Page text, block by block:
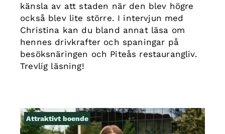
känsla av att staden när den blev högre
också blev lite större. I intervjun med
Christina kan du bland annat läsa om
hennes drivkrafter och spaningar på
besöksnäringen och Piteås restaurangliv.
Trevlig läsning!
Attraktivt boende